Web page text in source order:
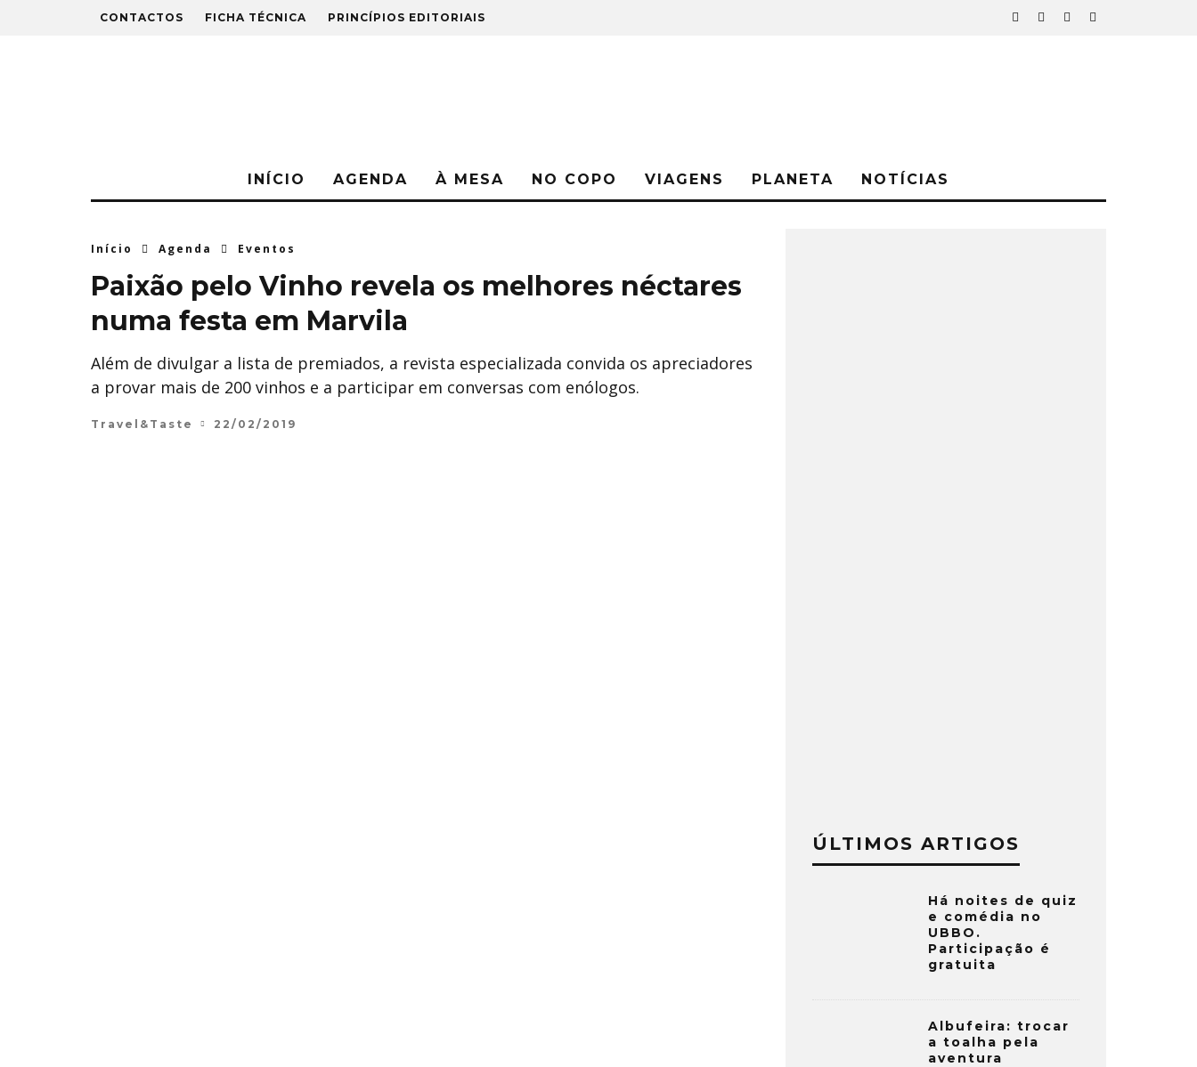
CONTACTOS FICHA TÉCNICA PRINCÍPIOS EDITORIAIS
INÍCIO AGENDA À MESA NO COPO VIAGENS PLANETA NOTÍCIAS
Início Agenda Eventos
Paixão pelo Vinho revela os melhores néctares
numa festa em Marvila
Além de divulgar a lista de premiados, a revista especializada convida os apreciadores
a provar mais de 200 vinhos e a participar em conversas com enólogos.
Travel&Taste 22/02/2019
ÚLTIMOS ARTIGOS
Há noites de quiz
e comédia no
UBBO.
Participação é
gratuita
Albufeira: trocar
a toalha pela
aventura